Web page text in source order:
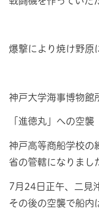
爆撃により焼け野原
神戸大学海事博物館
「進徳丸」への空襲
神戸高等商船学校の
省の管轄になりまし
7月24日正午、二見
その後の空襲で船内